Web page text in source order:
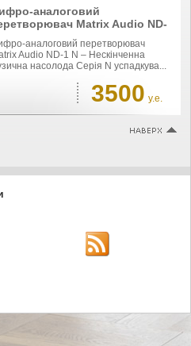
аналоговий
Matrix Audio ND-
аналоговий перетворювач
Audio ND-1 N – Нескінченна
насолода Серія N успадкува...
3500 у.е.